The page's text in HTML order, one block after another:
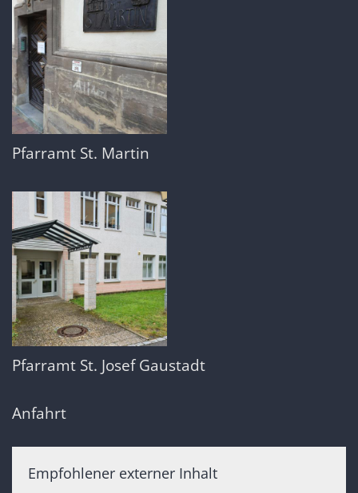
Pfarramt St. Martin
Pfarramt St. Josef Gaustadt
Anfahrt
Empfohlener externer Inhalt